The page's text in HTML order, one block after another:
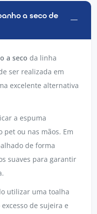
a seco de
a seco da linha
ser realizada em
excelente alternativa
a espuma
ou nas mãos. Em
de forma
suaves para garantir
utilizar uma toalha
de sujeira e